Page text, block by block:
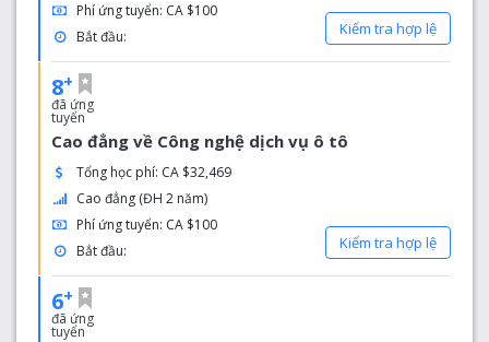
Phí ứng tuyển: CA $100
Bắt đầu:
Kiểm tra hợp lệ
8+
đã ứng
tuyển
Cao đẳng về Công nghệ dịch vụ ô tô
Tổng học phí: CA $32,469
Cao đẳng (ĐH 2 năm)
Phí ứng tuyển: CA $100
Bắt đầu:
Kiểm tra hợp lệ
6+
đã ứng
tuyển